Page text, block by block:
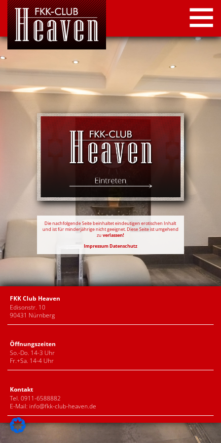
STARTSEITE
LOCATION
NEWS
KONTAKT
IMPRESSUM
DATENSCHUTZ
Die nachfolgende Seite beinhaltet eindeutigen erotischen Inhalt
und ist für minderjährige nicht geeignet. Diese Seite ist umgehend
zu verlassen!
Impressum Datenschutz
FKK Club Heaven
Edisonstr. 10
90431 Nürnberg
Öffnungszeiten
So.-Do. 14-3 Uhr
Fr.+Sa. 14-4 Uhr
Kontakt
Tel. 0911-6588882
E-Mail: info@fkk-club-heaven.de